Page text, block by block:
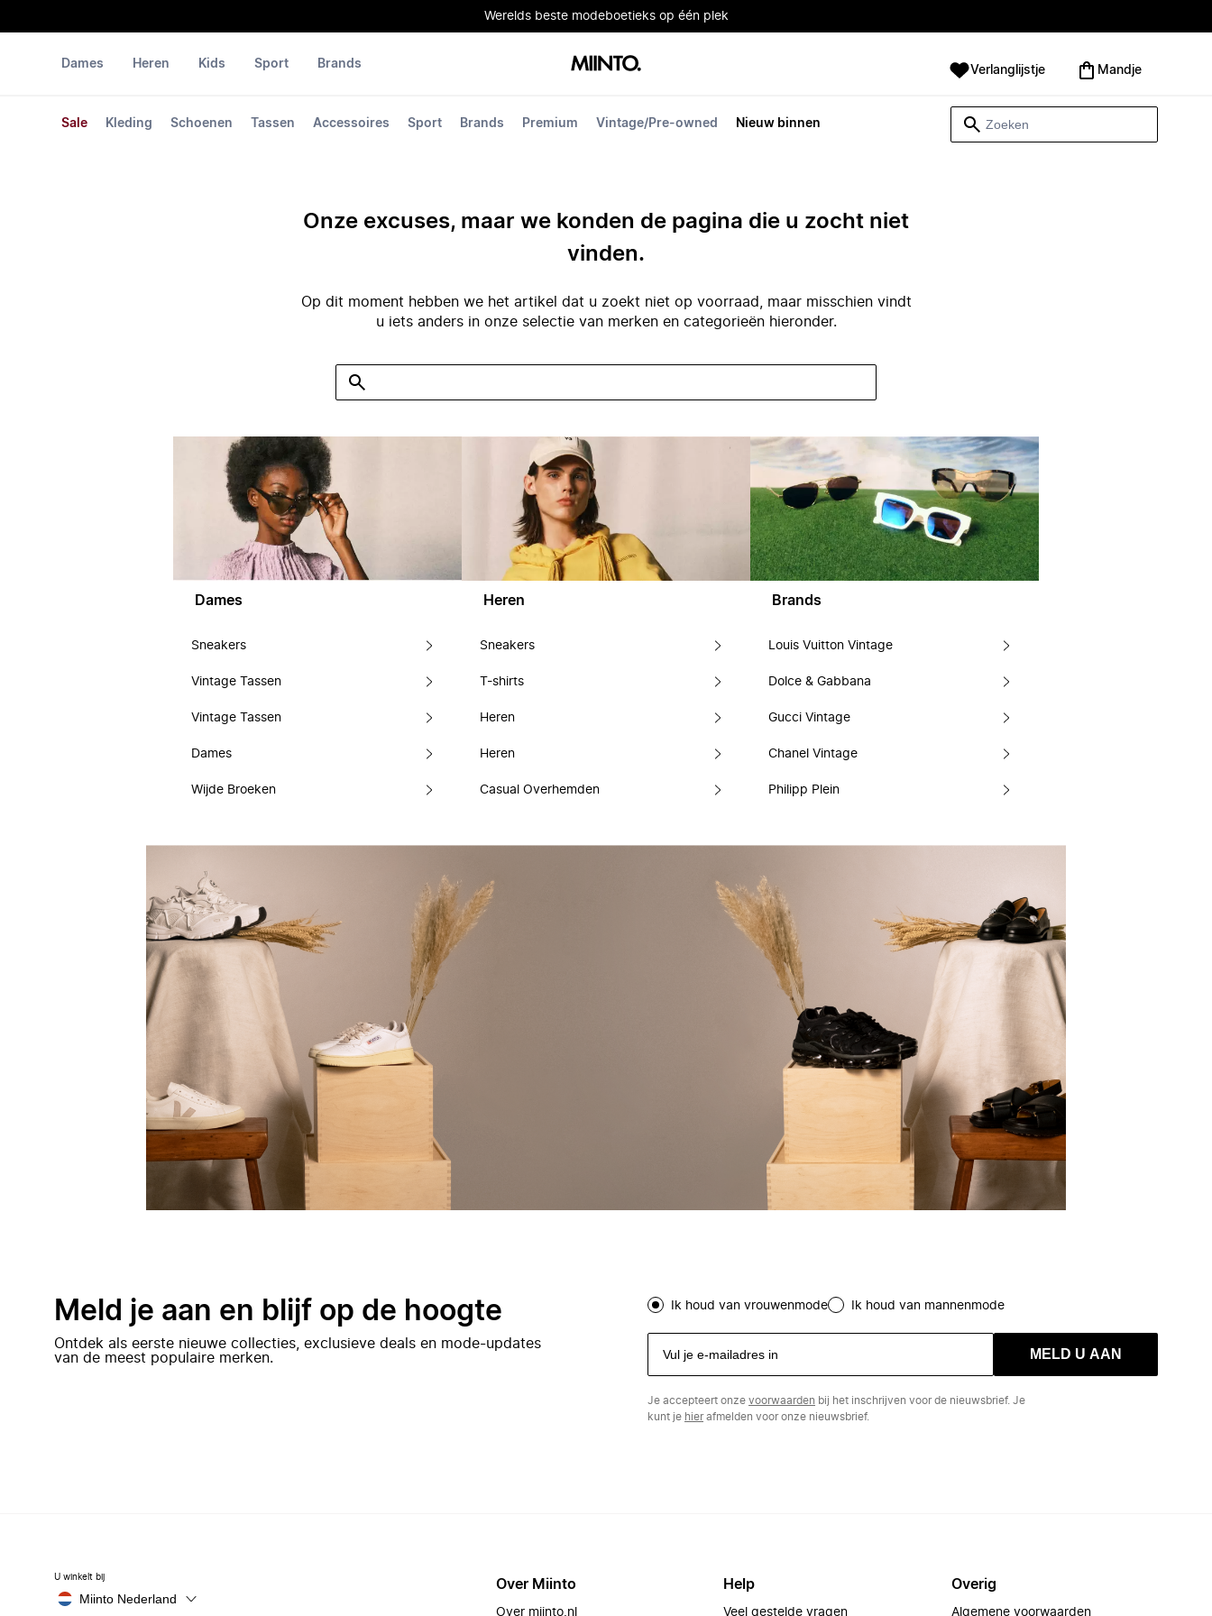
Werelds beste modeboetieks op één plek
Dames
Sale Kleding Schoenen Tassen Accessoires Sport Brands Premium Vintage/Pre-owned Nieuw binnen
Heren Kids Sport Brands Verlanglijstje Mandje
Onze excuses, maar we konden de pagina die u zocht niet
vinden.
Op dit moment hebben we het artikel dat u zoekt niet op voorraad, maar misschien vindt
u iets anders in onze selectie van merken en categorieën hieronder.
Dames
Sneakers
Vintage Tassen
Vintage Tassen
Dames
Wijde Broeken
Heren
Sneakers
T-shirts
Heren
Heren
Casual Overhemden
Brands
Louis Vuitton Vintage
Dolce & Gabbana
Gucci Vintage
Chanel Vintage
Philipp Plein
Meld je aan en blijf op de hoogte
Ontdek als eerste nieuwe collecties, exclusieve deals en mode-updates
van de meest populaire merken.
Ik houd van vrouwenmode Ik houd van mannenmode
MELD U AAN
Je accepteert onze voorwaarden bij het inschrijven voor de nieuwsbrief. Je
kunt je hierafmelden voor onze nieuwsbrief.
U winkelt bij
Miinto Nederland
Over Miinto
Over miinto.nl
Help
Veel gestelde vragen
Overig
Algemene voorwaarden